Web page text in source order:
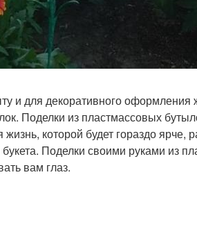
и для декоративного оформления
Поделки из пластмассовых
жизнь, которой будет гораздо
Поделки своими руками из
вам глаз.